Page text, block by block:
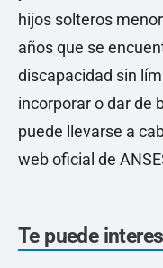
hijos solteros
años que se
discapacidad sin
incorporar o dar de
puede llevarse a
web oficial de
Te puede